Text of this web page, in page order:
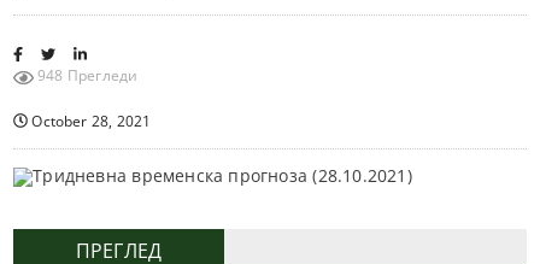
948 Прегледи
October 28, 2021
ПРЕГЛЕД